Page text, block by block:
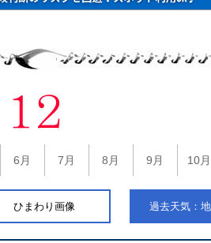
6月 7月 8月 9月 10月
ひまわり画像 過去天気：